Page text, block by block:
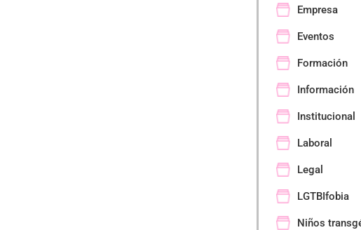
Empresa
Eventos
Formación
Información
Institucional
Laboral
Legal
LGTBIfobia
Niños